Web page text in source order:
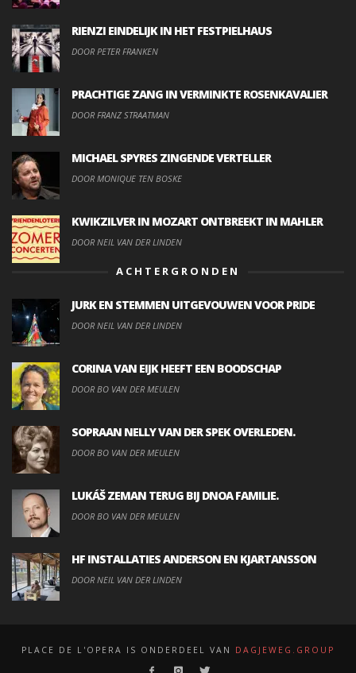
RIENZI EINDELIJK IN HET FESTPIELHAUS
DOOR PETER FRANKEN
PRACHTIGE ZANG IN VERMINKTE ROSENKAVALIER
DOOR FRANZ STRAATMAN
MICHAEL SPYRES ZINGENDE VERTELLER
DOOR MONIQUE TEN BOSKE
KWIKZILVER IN MOZART ONTBREEKT IN MAHLER
DOOR NEIL VAN DER LINDEN
ACHTERGRONDEN
JURK EN STEMMEN UITGEVOUWEN VOOR PRIDE
DOOR NEIL VAN DER LINDEN
CORINA VAN EIJK HEEFT EEN BOODSCHAP
DOOR BO VAN DER MEULEN
SOPRAAN NELLY VAN DER SPEK OVERLEDEN.
DOOR BO VAN DER MEULEN
LUKÁŠ ZEMAN TERUG BIJ DNOA FAMILIE.
DOOR BO VAN DER MEULEN
HF INSTALLATIES ANDERSON EN KJARTANSSON
DOOR NEIL VAN DER LINDEN
PLACE DE L'OPERA IS ONDERDEEL VAN DAGJEWEG.GROUP